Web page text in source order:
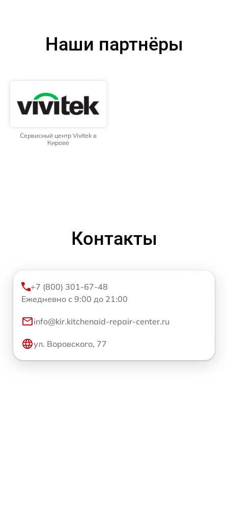
Наши партнёры
Сервисный центр Vivitek в
Кирове
Контакты
+7 (800) 301-67-48
Ежедневно с 9:00 до 21:00
info@kir.kitchenaid-repair-center.ru
ул. Воровского, 77